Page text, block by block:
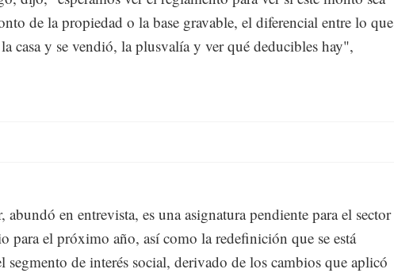
de la propiedad o la base gravable, el diferencial entre lo que
casa y se vendió, la plusvalía y ver qué deducibles hay",
abundó en entrevista, es una asignatura pendiente para el sector
para el próximo año, así como la redefinición que se está
segmento de interés social, derivado de los cambios que aplicó